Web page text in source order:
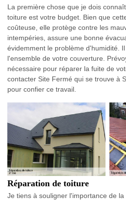
La première chose que je dois
toiture est votre budget. Bien que
coûteuse, elle protège contre les
intempéries, assure une bonne
évidemment le problème d'humidité.
l'ensemble de votre couverture.
nécessaire pour réparer la fuite de
contacter Site Fermé qui se trouve à
pour confier ce travail.
Réparation de toiture
Je tiens à souligner l'importance de